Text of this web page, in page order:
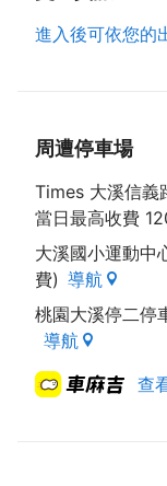
進入後可依您的
周遭停車場
Times 大溪信
當日最高收費
大溪國小運動
費) 導航
桃園大溪停二
導航
查